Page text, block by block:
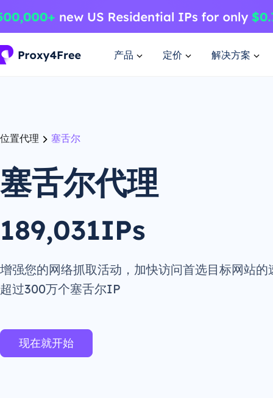
产品 定价 解决方案
位置代理 塞舌尔
塞舌尔代理
189,031IPs
增强您的网络抓取活动，加快访问首选目标网站的
超过300万个塞舌尔IP
现在就开始